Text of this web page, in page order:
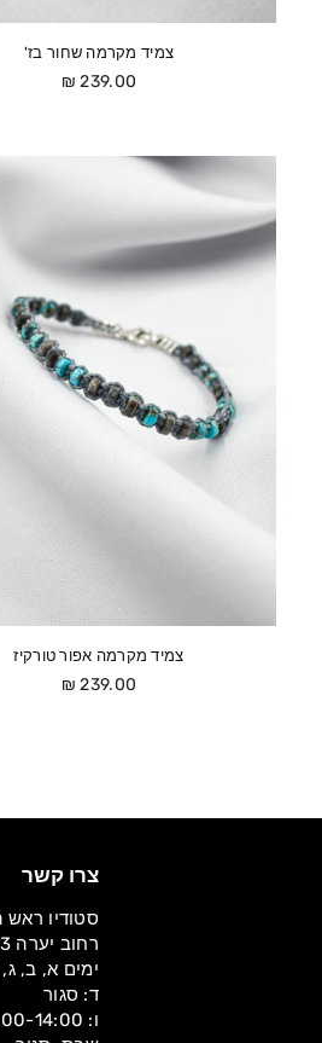
צמיד מקרמה שחור בז'
מחיר
239.00 ₪
צמיד מקרמה אפור טורקיז
מחיר
239.00 ₪
צרו קשר
סטודיו ראש
רחוב יערה 33
ימים א, ב, ג, ה: 9:30-
ד: סגור
ו: 9:00-14:00